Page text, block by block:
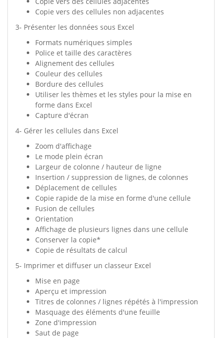
Copie vers des cellules non adjacentes
3- Présenter les données sous Excel
Formats numériques simples
Police et taille des caractères
Alignement des cellules
Couleur des cellules
Bordure des cellules
Utiliser les thèmes et les styles pour la mise en
forme dans Excel
Capture d'écran
4- Gérer les cellules dans Excel
Zoom d'affichage
Le mode plein écran
Largeur de colonne / hauteur de ligne
Insertion / suppression de lignes, de colonnes
Déplacement de cellules
Copie rapide de la mise en forme d'une cellule
Fusion de cellules
Orientation
Affichage de plusieurs lignes dans une cellule
Conserver la copie*
Copie de résultats de calcul
5- Imprimer et diffuser un classeur Excel
Mise en page
Aperçu et impression
Titres de colonnes / lignes répétés à l'impression
Masquage des éléments d'une feuille
Zone d'impression
Saut de page